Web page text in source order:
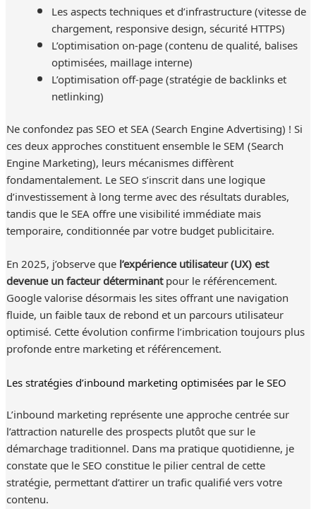
Les aspects techniques et d’infrastructure (vitesse de
chargement, responsive design, sécurité HTTPS)
L’optimisation on-page (contenu de qualité, balises
optimisées, maillage interne)
L’optimisation off-page (stratégie de backlinks et
netlinking)
Ne confondez pas SEO et SEA (Search Engine Advertising) ! Si
ces deux approches constituent ensemble le SEM (Search
Engine Marketing), leurs mécanismes diffèrent
fondamentalement. Le SEO s’inscrit dans une logique
d’investissement à long terme avec des résultats durables,
tandis que le SEA offre une visibilité immédiate mais
temporaire, conditionnée par votre budget publicitaire.
En 2025, j’observe quel’expérience utilisateur (UX) est
devenue un facteur déterminantpour le référencement.
Google valorise désormais les sites offrant une navigation
fluide, un faible taux de rebond et un parcours utilisateur
optimisé. Cette évolution confirme l’imbrication toujours plus
profonde entre marketing et référencement.
Les stratégies d’inbound marketing optimisées par le SEO
L’inbound marketing représente une approche centrée sur
l’attraction naturelle des prospects plutôt que sur le
démarchage traditionnel. Dans ma pratique quotidienne, je
constate que le SEO constitue le pilier central de cette
stratégie, permettant d’attirer un trafic qualifié vers votre
contenu.